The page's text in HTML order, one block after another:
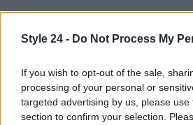
Style 24 - Do Not Process My
If you wish to opt-out of the sale,
processing of your personal or
targeted advertising by us, please
section to confirm your selection.
In un mondo dove le sfide
essere opprimenti, la moda
suo slip dress nero, non solo ci
abito possa essere elegante e
ricorda anche che possiamo